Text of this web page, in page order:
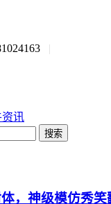
|
讯
搜索
，神级模仿秀